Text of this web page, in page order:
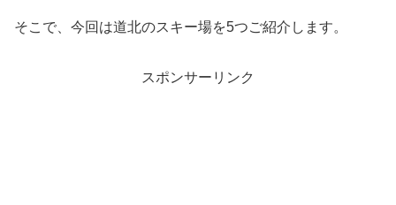
そこで、今回は道北のスキー場を5つご紹介します。
スポンサーリンク